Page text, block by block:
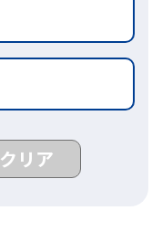
クリア